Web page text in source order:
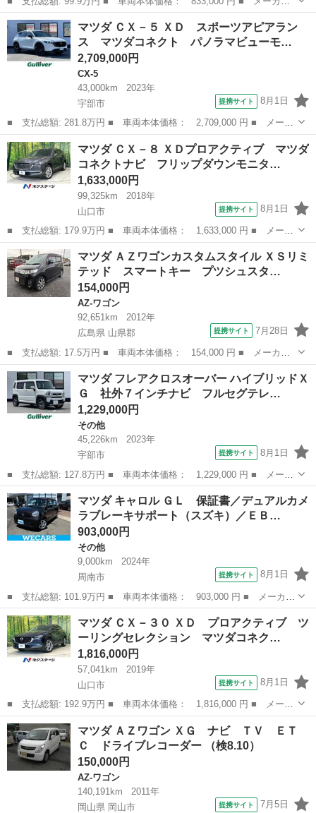
名： マツダ ■ 車種名： アクセラスポーツ ■ グレード名： １
５ＸＤ プロアクティブ マツダコネクトナビ スマートブレーキサ
ポート レー...
山口 山口市 アクセラ
マツダ ＣＸ－５ ＸＤ スポーツアピアラン
ス マツダコネクト パノラマビューモ…
2,709,000円
CX-5
43,000km
2023年
宇部市
提携サイト 8月1日
■ 支払総額: 281.8万円 ■ 車両本体価格： 2,709,000 円 ■ メーカ
ー名： マツダ ■ 車種名： ＣＸ－５ ■ グレード名： ＸＤ ス
ポーツアピアランス マツダコネクト パノラマビューモニター 前
後ドライ...
山口 宇部市 CX-5
マツダ ＣＸ－８ ＸＤプロアクティブ マツダ
コネクトナビ フリップダウンモニタ…
1,633,000円
99,325km
2018年
山口市
提携サイト 8月1日
■ 支払総額: 179.9万円 ■ 車両本体価格： 1,633,000 円 ■ メーカ
ー名： マツダ ■ 車種名： ＣＸ－８ ■ グレード名： ＸＤプロ
アクティブ マツダコネクトナビ フリップダウンモニター 全周囲
カメラ ...
山口 山口市 マツダ
マツダ ＡＺワゴンカスタムスタイル ＸＳリミ
テッド スマートキー プツシュスタ…
154,000円
AZ-ワゴン
92,651km
2012年
広島県 山県郡
提携サイト 7月28日
■ 支払総額: 17.5万円 ■ 車両本体価格： 154,000 円 ■ メーカー
名： マツダ ■ 車種名： ＡＺワゴンカスタムスタイル ■ グレー
ド名： ＸＳリミテッド スマートキー プツシュスタート ナビ
ＴＶ ＥＴＣ...
広島 山県郡 AZ-ワゴン
マツダ フレアクロスオーバー ハイブリッドＸ
Ｇ 社外７インチナビ フルセグテレ…
1,229,000円
その他
45,226km
2023年
宇部市
提携サイト 8月1日
■ 支払総額: 127.8万円 ■ 車両本体価格： 1,229,000 円 ■ メーカ
ー名： マツダ ■ 車種名： フレアクロスオーバー ■ グレード
名： ハイブリッドＸＧ 社外７インチナビ フルセグテレビ Ｂ
Ｔ ＣＤ、Ｄ...
山口 宇部市 その他
マツダ キャロル ＧＬ 保証書／デュアルカメ
ラブレーキサポート（スズキ）／ＥＢ…
903,000円
その他
9,000km
2024年
周南市
提携サイト 8月1日
■ 支払総額: 101.9万円 ■ 車両本体価格： 903,000 円 ■ メーカー
名： マツダ ■ 車種名： キャロル ■ グレード名： ＧＬ 保証
書／デュアルカメラブレーキサポート（スズキ）／ＥＢＤ付ＡＢＳ／
横滑り防止...
山口 周南市 その他
マツダ ＣＸ－３０ ＸＤ プロアクティブ ツ
ーリングセレクション マツダコネク…
1,816,000円
57,041km
2019年
山口市
提携サイト 8月1日
■ 支払総額: 192.9万円 ■ 車両本体価格： 1,816,000 円 ■ メーカ
ー名： マツダ ■ 車種名： ＣＸ－３０ ■ グレード名： ＸＤ
プロアクティブ ツーリングセレクション マツダコネクトナビ 全
周囲カメ...
山口 山口市 マツダ
マツダ ＡＺワゴン ＸＧ ナビ ＴＶ ＥＴ
Ｃ ドライブレコーダー （検8.10）
150,000円
AZ-ワゴン
140,191km
2011年
岡山県 岡山市
提携サイト 7月5日